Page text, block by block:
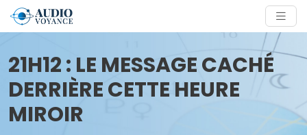
21H12 : LE MESSAGE CACHÉ
DERRIÈRE CETTE HEURE
MIROIR